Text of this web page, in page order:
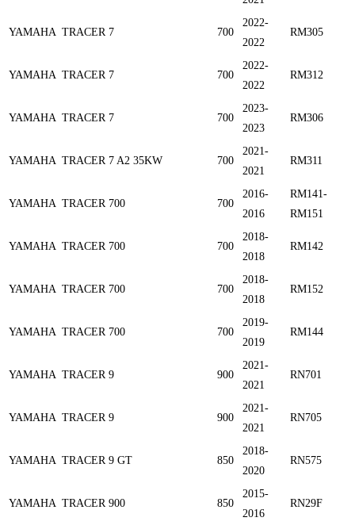
YAMAHA TRACER 7 700
2022-
2022
RM305
YAMAHA TRACER 7 700
2022-
2022
RM312
YAMAHA TRACER 7 700
2023-
2023
RM306
YAMAHA TRACER 7 A2 35KW 700
2021-
2021
RM311
YAMAHA TRACER 700 700
2016-
2016
RM141-
RM151
YAMAHA TRACER 700 700
2018-
2018
RM142
YAMAHA TRACER 700 700
2018-
2018
RM152
YAMAHA TRACER 700 700
2019-
2019
RM144
YAMAHA TRACER 9 900
2021-
2021
RN701
YAMAHA TRACER 9 900
2021-
2021
RN705
YAMAHA TRACER 9 GT 850
2018-
2020
RN575
YAMAHA TRACER 900 850
2015-
2016
RN29F